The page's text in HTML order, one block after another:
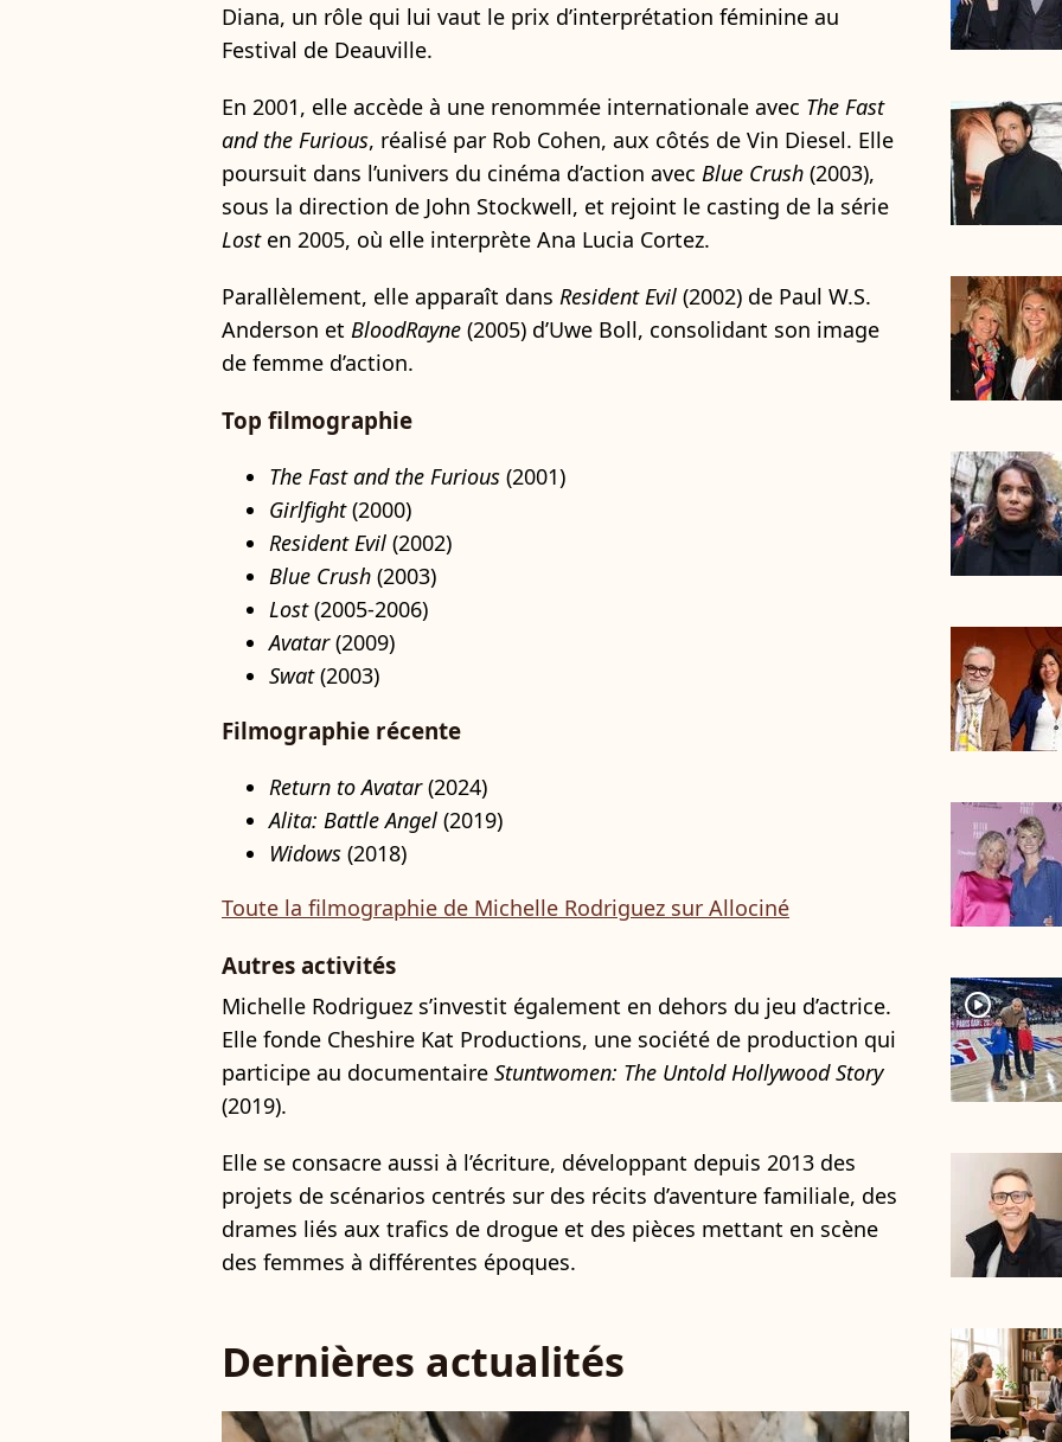
Diana, un rôle qui lui vaut le prix d’interprétation féminine au
Festival de Deauville.
En 2001, elle accède à une renommée internationale avec The Fast
and the Furious, réalisé par Rob Cohen, aux côtés de Vin Diesel. Elle
poursuit dans l’univers du cinéma d’action avec Blue Crush (2003),
sous la direction de John Stockwell, et rejoint le casting de la série
Losten 2005, où elle interprète Ana Lucia Cortez.
Parallèlement, elle apparaît dans Resident Evil (2002) de Paul W.S.
Anderson et BloodRayne (2005) d’Uwe Boll, consolidant son image
de femme d’action.
Top filmographie
The Fast and the Furious (2001)
Girlfight(2000)
Resident Evil (2002)
Blue Crush (2003)
Lost(2005-2006)
Avatar(2009)
Swat(2003)
Filmographie récente
Return to Avatar(2024)
Alita: Battle Angel (2019)
Widows (2018)
Toute la filmographie de Michelle Rodriguez sur Allociné
Autres activités
Michelle Rodriguez s’investit également en dehors du jeu d’actrice.
Elle fonde Cheshire Kat Productions, une société de production qui
participe au documentaire Stuntwomen: The Untold Hollywood Story
(2019).
Elle se consacre aussi à l’écriture, développant depuis 2013 des
projets de scénarios centrés sur des récits d’aventure familiale, des
drames liés aux trafics de drogue et des pièces mettant en scène
des femmes à différentes époques.
Dernières actualités
player2